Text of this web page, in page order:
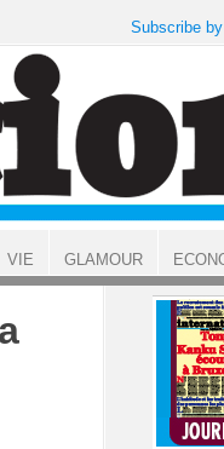
Subscribe
VIE GLAMOUR